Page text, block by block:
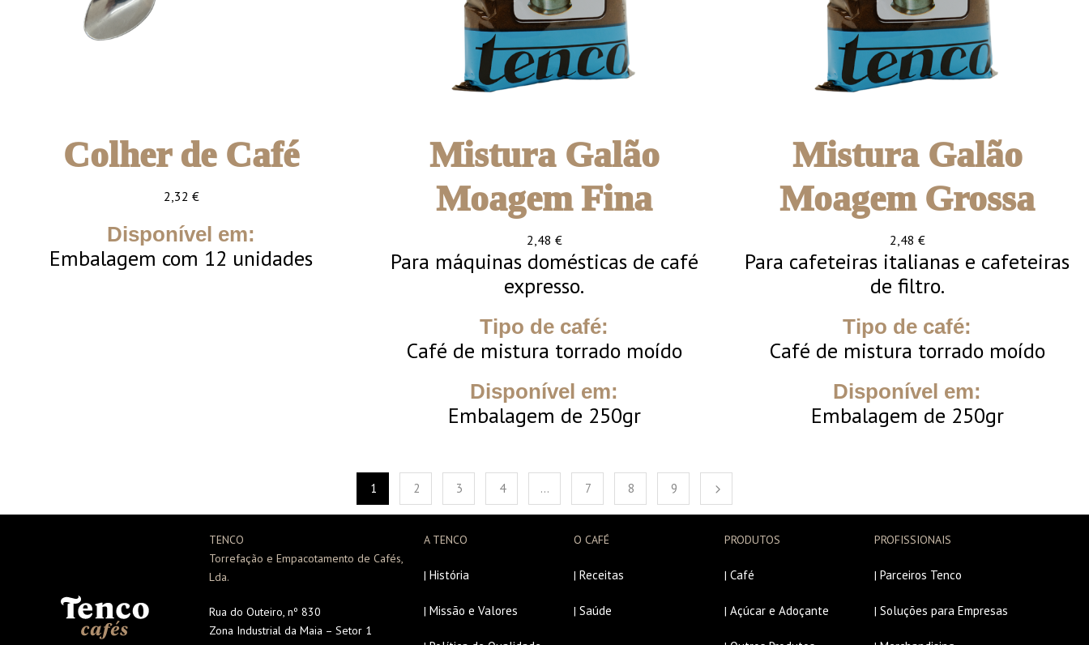
Colher de Café
2,32 €
Disponível em:
Embalagem com 12 unidades
Mistura Galão
Moagem Fina
2,48 €
Para máquinas domésticas de café
expresso.
Tipo de café:
Café de mistura torrado moído
Disponível em:
Embalagem de 250gr
Mistura Galão
Moagem Grossa
2,48 €
Para cafeteiras italianas e cafeteiras
de filtro.
Tipo de café:
Café de mistura torrado moído
Disponível em:
Embalagem de 250gr
1 2 3 4 … 7 8 9
TENCO
Torrefação e Empacotamento de Cafés,
Lda.
Rua do Outeiro, nº 830
Zona Industrial da Maia – Setor 1
A TENCO
|História
|Missão e Valores
O CAFÉ
|Receitas
|Saúde
PRODUTOS
| Café
| Açúcar e Adoçante
PROFISSIONAIS
|Parceiros Tenco
|Soluções para Empresas